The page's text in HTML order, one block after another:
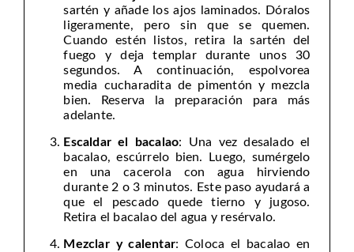
sartén y añade los ajos laminados. Dóralos
ligeramente, pero sin que se quemen.
Cuando estén listos, retira la sartén del
fuego y deja templar durante unos 30
segundos. A continuación, espolvorea
media cucharadita de pimentón y mezcla
bien. Reserva la preparación para más
adelante.
Escaldar el bacalao: Una vez desalado el
bacalao, escúrrelo bien. Luego, sumérgelo
en una cacerola con agua hirviendo
durante 2 o 3 minutos. Este paso ayudará a
que el pescado quede tierno y jugoso.
Retira el bacalao del agua y resérvalo.
Mezclar y calentar: Coloca el bacalao en